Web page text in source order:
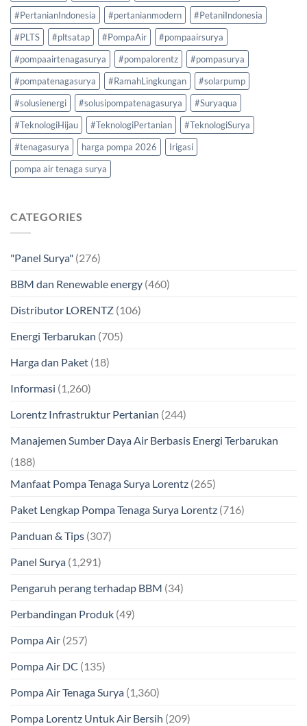
#PertanianIndonesia #pertanianmodern
#PetaniIndonesia
#PLTS
#pltsatap #PompaAir
#pompaairsurya
#pompaairtenagasurya
#pompalorentz
#pompasurya
#pompatenagasurya
#RamahLingkungan
#solarpump
#solusienergi
#solusipompatenagasurya
#Suryaqua
#TeknologiHijau
#TeknologiPertanian
#TeknologiSurya
#tenagasurya
harga pompa 2026
Irigasi
pompa air tenaga surya
CATEGORIES
"Panel Surya" (276)
BBM dan Renewable energy (460)
Distributor LORENTZ (106)
Energi Terbarukan (705)
Harga dan Paket (18)
Informasi (1,260)
Lorentz Infrastruktur Pertanian (244)
Manajemen Sumber Daya Air Berbasis Energi Terbarukan
(188)
Manfaat Pompa Tenaga Surya Lorentz (265)
Paket Lengkap Pompa Tenaga Surya Lorentz (716)
Panduan & Tips (307)
Panel Surya (1,291)
Pengaruh perang terhadap BBM (34)
Perbandingan Produk (49)
Pompa Air (257)
Pompa Air DC (135)
Pompa Air Tenaga Surya (1,360)
Pompa Lorentz Untuk Air Bersih (209)